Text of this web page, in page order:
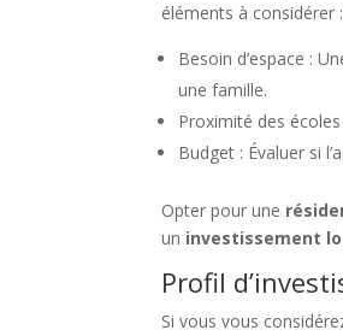
éléments à considérer :
Besoin d’espace :
une famille.
Proximité des
Budget : Évaluer si
Opter pour une
un investissement
Profil
Si vous vous